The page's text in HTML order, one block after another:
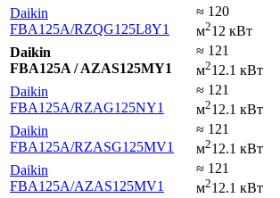
Daikin
FBA125A/RZQG125L8Y1
≈ 120
м212 кВт
Daikin
FBA125A / AZAS125MY1
≈ 121
м212.1 кВт
Daikin
FBA125A/RZAG125NY1
≈ 121
м212.1 кВт
Daikin
FBA125A/RZASG125MV1
≈ 121
м212.1 кВт
Daikin
FBA125A/AZAS125MV1
≈ 121
м212.1 кВт